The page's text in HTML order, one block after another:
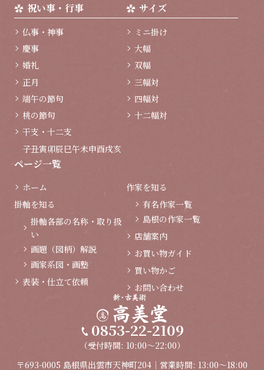
祝い事・行事
仏事・神事
慶事
婚礼
正月
端午の節句
桃の節句
干支・十二支
子丑寅卯辰巳午未申酉戌亥
サイズ
ミニ掛け
大幅
双幅
三幅対
四幅対
十二幅対
ページ一覧
ホーム
掛軸を知る
掛軸各部の名称・取り扱
い
画題（図柄）解説
画家系図・画塾
表装・仕立て依頼
作家を知る
有名作家一覧
島根の作家一覧
店舗案内
お買い物ガイド
買い物かご
お問い合わせ
0853-22-2109
（受付時間: 10:00～22:00）
〒693-0005 島根県出雲市天神町204｜営業時間: 13:00～18:00